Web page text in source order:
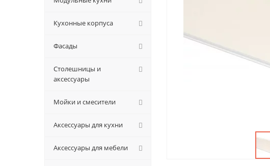
Кухонные корпуса
Фасады
Столешницы и
аксессуары
Мойки и смесители
Аксессуары для кухни
Аксессуары для мебели